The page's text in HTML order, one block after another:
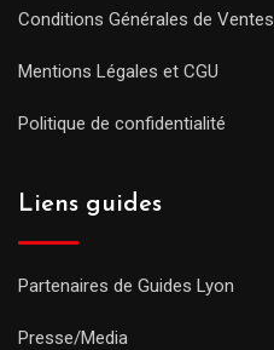
Conditions Générales de Ventes
Mentions Légales et CGU
Politique de confidentialité
Liens guides
Partenaires de Guides Lyon
Presse/Media